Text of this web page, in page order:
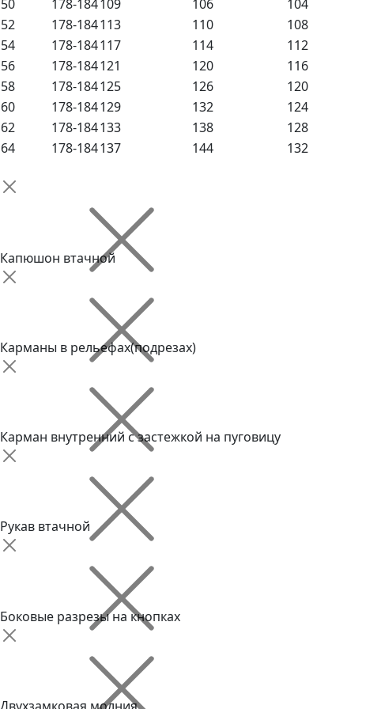
50 178-184109 106
104
52
178-184113 110
108
54
178-184117 114
112
56
178-184121 120
116
58
178-184125 126
120
60
178-184129 132
124
62
178-184133 138
128
64
178-184137 144 132
Капюшон втачной
Карманы в рельефах(подрезах)
Карман внутренний с застежкой на пуговицу
Рукав втачной
Боковые разрезы на кнопках